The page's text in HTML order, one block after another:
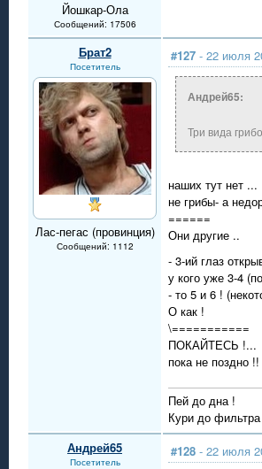
Йошкар-Ола
Сообщений: 17506
Брат2
Посетитель
Лас-пегас (провинция)
Сообщений: 1112
#127 - 22 июля
Андрей65:
Три вида
наших тут нет ...
не грибы- а
======
Они другие ..
- 3-ий глаз
у кого уже 3-4
- то 5 и 6 !
О как !
\===========
ПОКАЙТЕСЬ !...
пока не поздно !!
Пей до дна !
Кури до
Андрей65
Посетитель
#128 - 22 июля